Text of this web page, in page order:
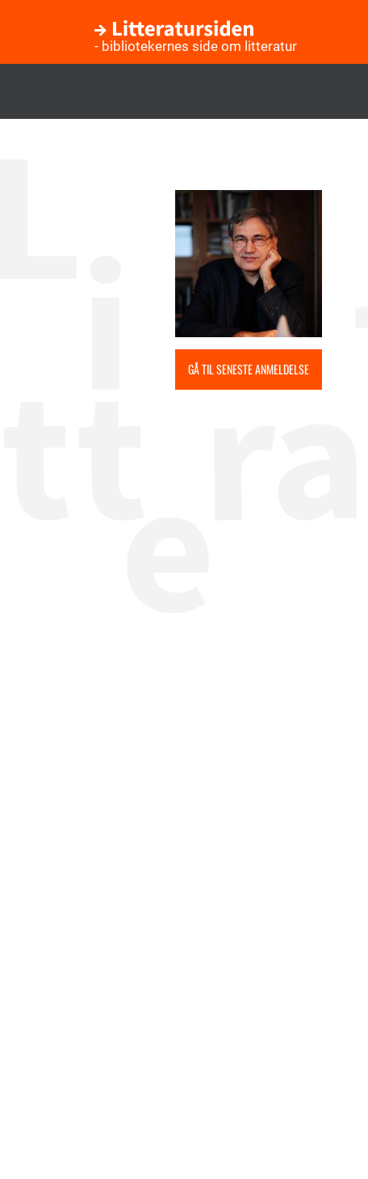
- bibliotekernes side om litteratur
GÅ TIL SENESTE ANMELDELSE